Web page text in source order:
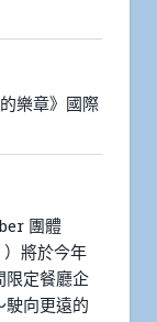
樂章》國際
團體
）將於今年
限定餐廳企
向更遠的